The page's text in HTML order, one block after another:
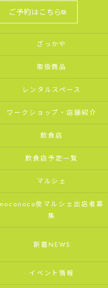
ご予約はこちら
ざっかや
取扱商品
レンタルスペース
ワークショップ・店舗紹介
飲食店
飲食店予定一覧
マルシェ
noconoco夜マルシェ出店者募
集
新着NEWS
イベント情報